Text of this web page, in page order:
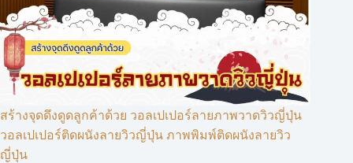
สร้างจุดดึงดูดลูกค้าด้วย วอลเปเปอร์ลายภาพวาดวิวญี่ปุ่น
วอลเปเปอร์ติดผนังลายวิวญี่ปุ่น ภาพพิมพ์ติดผนังลายวิว
ญี่ปุ่น